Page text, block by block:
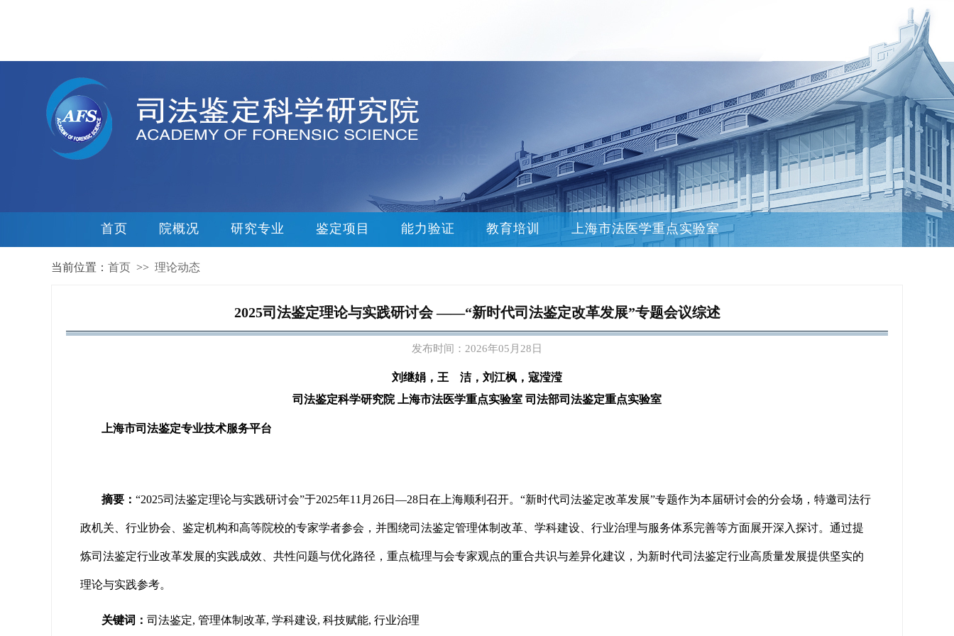
首页 院概况 研究专业 鉴定项目 能力验证 教育培训 上海市法医学重点实验室
当前位置： 首页 >> 理论动态
2025司法鉴定理论与实践研讨会 ——“新时代司法鉴定改革发展”专题会议综述
发布时间：2026年05月28日
刘继娟，王 洁，刘江枫，寇滢滢
司法鉴定科学研究院 上海市法医学重点实验室 司法部司法鉴定重点实验室
上海市司法鉴定专业技术服务平台
摘要： “2025司法鉴定理论与实践研讨会”于2025年11月26日—28日在上海顺利召开。“新时代司法鉴定改革发展”专题作为本届研讨会的分会场，特邀司法行
政机关、行业协会、鉴定机构和高等院校的专家学者参会，并围绕司法鉴定管理体制改革、学科建设、行业治理与服务体系完善等方面展开深入探讨。通过提
炼司法鉴定行业改革发展的实践成效、共性问题与优化路径，重点梳理与会专家观点的重合共识与差异化建议，为新时代司法鉴定行业高质量发展提供坚实的
理论与实践参考。
关键词： 司法鉴定, 管理体制改革, 学科建设, 科技赋能, 行业治理